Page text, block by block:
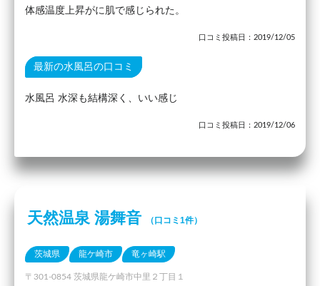
体感温度上昇がに肌で感じられた。
口コミ投稿日：2019/12/05
最新の水風呂の口コミ
水風呂 水深も結構深く、いい感じ
口コミ投稿日：2019/12/06
天然温泉 湯舞音 （口コミ1件）
茨城県 龍ケ崎市 竜ヶ崎駅
〒301-0854 茨城県龍ケ崎市中里２丁目１